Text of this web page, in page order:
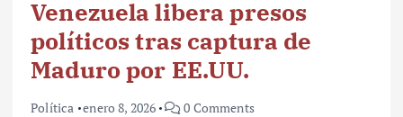
Venezuela libera presos
políticos tras captura de
Maduro por EE.UU.
Política enero 8, 2026 0 Comments